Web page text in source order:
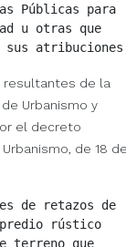
Públicas para
u otras que
resultantes de la
Urbanismo y
el decreto
de 18
de retazos de
rústico